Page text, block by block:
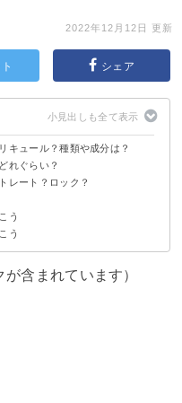
2022年12月12日 更新
シェア
キュール？種類や成分は？
ているハーブ系リキュール
ーブ・スパイスなどが配合されてい
れぐらい？
レート？ロック？
う
う
含まれています）